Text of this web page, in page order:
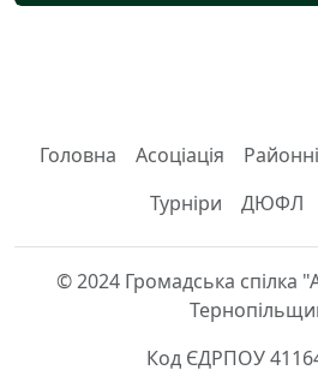
Головна Асоціація
Турніри
ДЮФЛ
© 2024 Громадська спілка
Код ЄДРПОУ